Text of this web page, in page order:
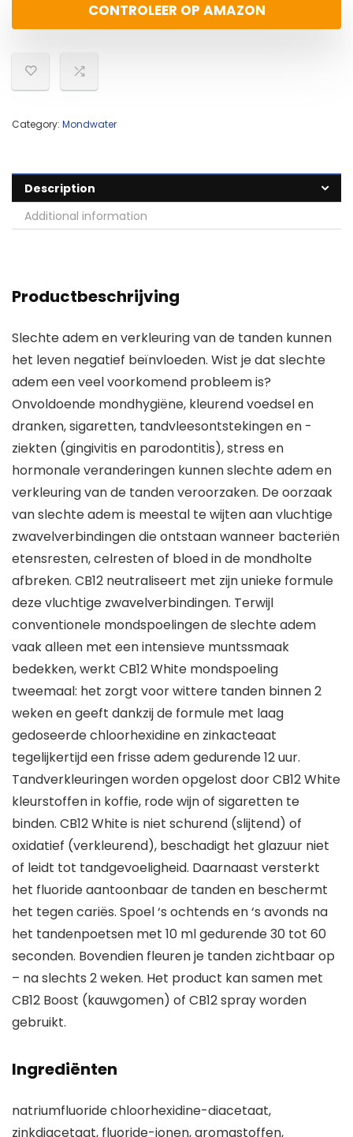
CONTROLEER OP AMAZON
Category: Mondwater
Description
Additional information
Productbeschrijving
Slechte adem en verkleuring van de tanden kunnen
het leven negatief beïnvloeden. Wist je dat slechte
adem een veel voorkomend probleem is?
Onvoldoende mondhygiëne, kleurend voedsel en
dranken, sigaretten, tandvleesontstekingen en -
ziekten (gingivitis en parodontitis), stress en
hormonale veranderingen kunnen slechte adem en
verkleuring van de tanden veroorzaken. De oorzaak
van slechte adem is meestal te wijten aan vluchtige
zwavelverbindingen die ontstaan wanneer bacteriën
etensresten, celresten of bloed in de mondholte
afbreken. CB12 neutraliseert met zijn unieke formule
deze vluchtige zwavelverbindingen. Terwijl
conventionele mondspoelingen de slechte adem
vaak alleen met een intensieve muntssmaak
bedekken, werkt CB12 White mondspoeling
tweemaal: het zorgt voor wittere tanden binnen 2
weken en geeft dankzij de formule met laag
gedoseerde chloorhexidine en zinkacteaat
tegelijkertijd een frisse adem gedurende 12 uur.
Tandverkleuringen worden opgelost door CB12 White
kleurstoffen in koffie, rode wijn of sigaretten te
binden. CB12 White is niet schurend (slijtend) of
oxidatief (verkleurend), beschadigt het glazuur niet
of leidt tot tandgevoeligheid. Daarnaast versterkt
het fluoride aantoonbaar de tanden en beschermt
het tegen cariës. Spoel ‘s ochtends en ‘s avonds na
het tandenpoetsen met 10 ml gedurende 30 tot 60
seconden. Bovendien fleuren je tanden zichtbaar op
– na slechts 2 weken. Het product kan samen met
CB12 Boost (kauwgomen) of CB12 spray worden
gebruikt.
Ingrediënten
natriumfluoride chloorhexidine-diacetaat,
zinkdiacetaat, fluoride-ionen, aromastoffen,